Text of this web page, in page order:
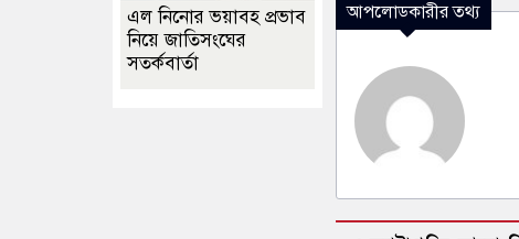
আপলোডকারীর তথ্য
এল নিনোর ভয়াবহ প্রভাব
নিয়ে জাতিসংঘের
সতর্কবার্তা